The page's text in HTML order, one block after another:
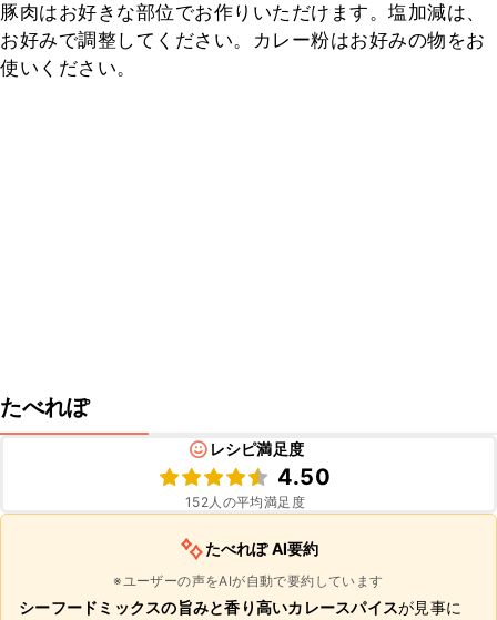
豚肉はお好きな部位でお作りいただけます。塩加減は、
お好みで調整してください。カレー粉はお好みの物をお
使いください。
たべれぽ
レシピ満足度
4.50
152人の平均満足度
たべれぽ AI要約
※ユーザーの声をAIが自動で要約しています
シーフードミックスの旨みと香り高いカレースパイスが見事に